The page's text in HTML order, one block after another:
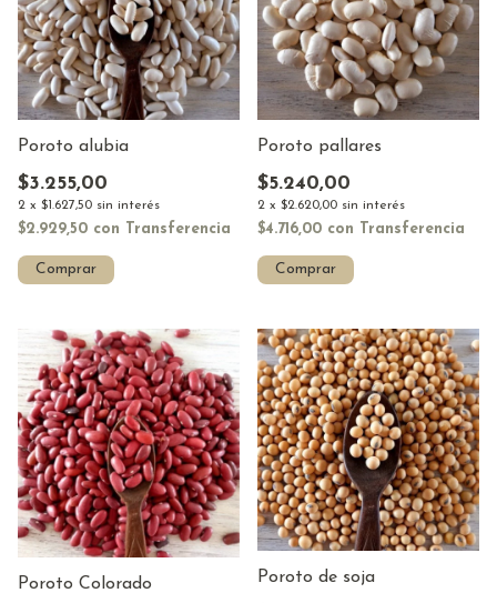
Poroto alubia
$3.255,00
2 x $1.627,50 sin interés
$2.929,50 con Transferencia
Comprar
Poroto pallares
$5.240,00
2 x $2.620,00 sin interés
$4.716,00 con Transferencia
Comprar
Poroto Colorado Poroto de soja